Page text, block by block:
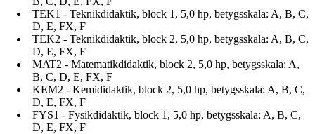
TEK1 - Teknikdidaktik, block 1, 5,0 hp, betygsskala: A, B, C,
D, E, FX, F
TEK2 - Teknikdidaktik, block 2, 5,0 hp, betygsskala: A, B, C,
D, E, FX, F
MAT2 - Matematikdidaktik, block 2, 5,0 hp, betygsskala: A,
B, C, D, E, FX, F
KEM2 - Kemididaktik, block 2, 5,0 hp, betygsskala: A, B, C,
D, E, FX, F
FYS1 - Fysikdidaktik, block 1, 5,0 hp, betygsskala: A, B, C,
D, E, FX, F